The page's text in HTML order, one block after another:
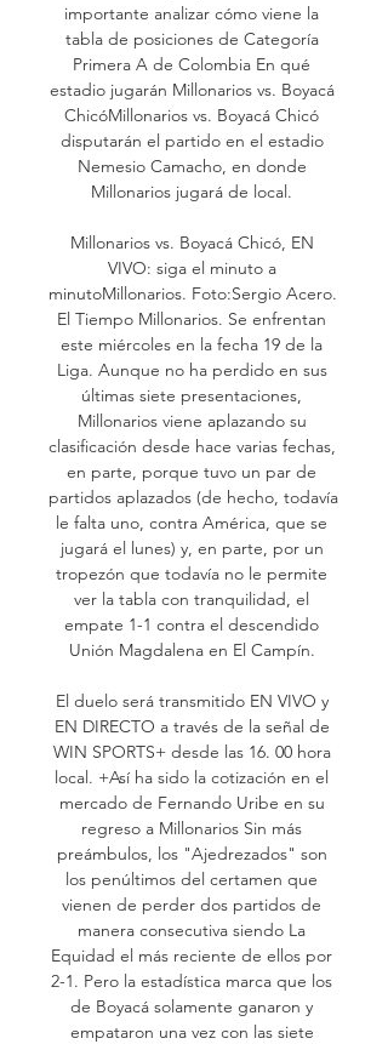
importante analizar cómo viene la
tabla de posiciones de Categoría
Primera A de Colombia En qué
estadio jugarán Millonarios vs. Boyacá
ChicóMillonarios vs. Boyacá Chicó
disputarán el partido en el estadio
Nemesio Camacho, en donde
Millonarios jugará de local.
Millonarios vs. Boyacá Chicó, EN
VIVO: siga el minuto a
minutoMillonarios. Foto:Sergio Acero.
El Tiempo Millonarios. Se enfrentan
este miércoles en la fecha 19 de la
Liga. Aunque no ha perdido en sus
últimas siete presentaciones,
Millonarios viene aplazando su
clasificación desde hace varias fechas,
en parte, porque tuvo un par de
partidos aplazados (de hecho, todavía
le falta uno, contra América, que se
jugará el lunes) y, en parte, por un
tropezón que todavía no le permite
ver la tabla con tranquilidad, el
empate 1-1 contra el descendido
Unión Magdalena en El Campín.
El duelo será transmitido EN VIVO y
EN DIRECTO a través de la señal de
WIN SPORTS+ desde las 16. 00 hora
local. +Así ha sido la cotización en el
mercado de Fernando Uribe en su
regreso a Millonarios Sin más
preámbulos, los "Ajedrezados" son
los penúltimos del certamen que
vienen de perder dos partidos de
manera consecutiva siendo La
Equidad el más reciente de ellos por
2-1. Pero la estadística marca que los
de Boyacá solamente ganaron y
empataron una vez con las siete